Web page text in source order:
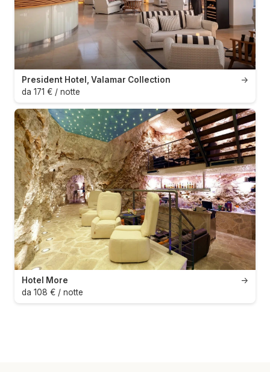
→
President Hotel, Valamar Collection
da 171 € / notte
→
Hotel More
da 108 € / notte